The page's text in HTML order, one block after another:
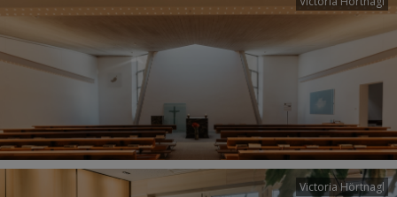
Victoria Hörtnagl